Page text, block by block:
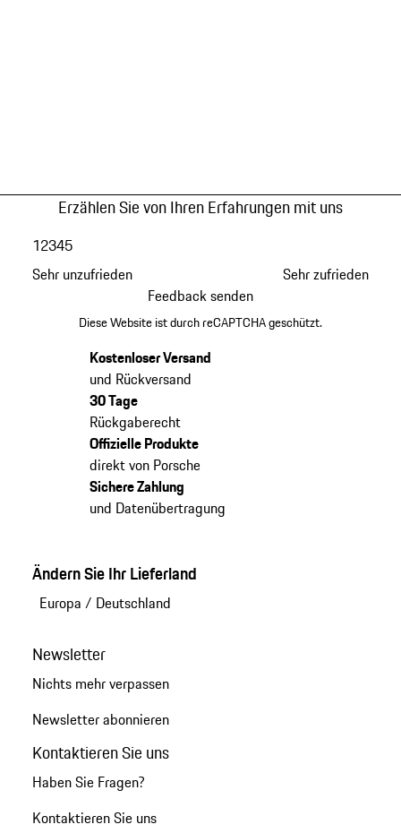
Erzählen Sie von Ihren Erfahrungen mit uns
Sehr unzufrieden
12345
Sehr zufrieden
Feedback senden
Diese Website ist durch reCAPTCHA geschützt.
Kostenloser Versand
und Rückversand
30 Tage
Rückgaberecht
Offizielle Produkte
direkt von Porsche
Sichere Zahlung
und Datenübertragung
Ändern Sie Ihr Lieferland
Europa / Deutschland
Newsletter
Nichts mehr verpassen
Newsletter abonnieren
Kontaktieren Sie uns
Haben Sie Fragen?
Kontaktieren Sie uns